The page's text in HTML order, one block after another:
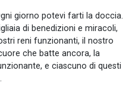
giorno potevi farti la doccia.
di benedizioni e miracoli,
reni funzionanti, il nostro
che batte ancora, la
e ciascuno di questi